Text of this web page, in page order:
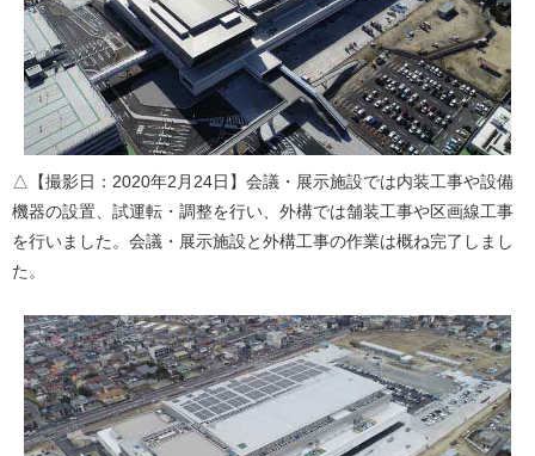
△【撮影日：2020年2月24日】会議・展示施設では内装工事や設備
機器の設置、試運転・調整を行い、外構では舗装工事や区画線工事
を行いました。会議・展示施設と外構工事の作業は概ね完了しまし
た。